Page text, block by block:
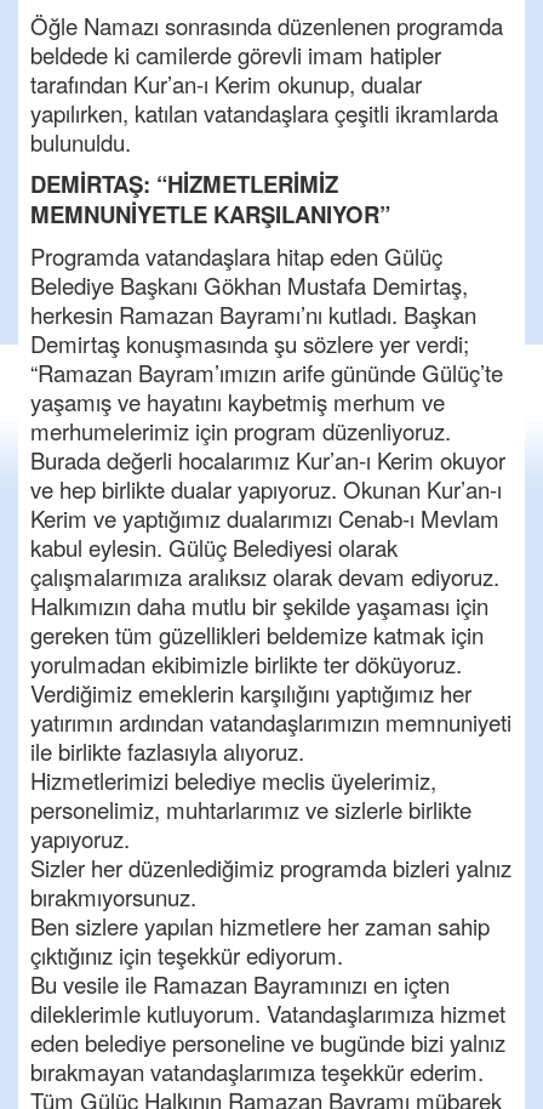
Öğle Namazı sonrasında düzenlenen programda
beldede ki camilerde görevli imam hatipler
tarafından Kur’an-ı Kerim okunup, dualar
yapılırken, katılan vatandaşlara çeşitli ikramlarda
bulunuldu.
DEMİRTAŞ: “HİZMETLERİMİZ
MEMNUNİYETLE KARŞILANIYOR”
Programda vatandaşlara hitap eden Gülüç
Belediye Başkanı Gökhan Mustafa Demirtaş,
herkesin Ramazan Bayramı’nı kutladı. Başkan
Demirtaş konuşmasında şu sözlere yer verdi;
“Ramazan Bayram’ımızın arife gününde Gülüç’te
yaşamış ve hayatını kaybetmiş merhum ve
merhumelerimiz için program düzenliyoruz.
Burada değerli hocalarımız Kur’an-ı Kerim okuyor
ve hep birlikte dualar yapıyoruz. Okunan Kur’an-ı
Kerim ve yaptığımız dualarımızı Cenab-ı Mevlam
kabul eylesin. Gülüç Belediyesi olarak
çalışmalarımıza aralıksız olarak devam ediyoruz.
Halkımızın daha mutlu bir şekilde yaşaması için
gereken tüm güzellikleri beldemize katmak için
yorulmadan ekibimizle birlikte ter döküyoruz.
Verdiğimiz emeklerin karşılığını yaptığımız her
yatırımın ardından vatandaşlarımızın memnuniyeti
ile birlikte fazlasıyla alıyoruz.
Hizmetlerimizi belediye meclis üyelerimiz,
personelimiz, muhtarlarımız ve sizlerle birlikte
yapıyoruz.
Sizler her düzenlediğimiz programda bizleri yalnız
bırakmıyorsunuz.
Ben sizlere yapılan hizmetlere her zaman sahip
çıktığınız için teşekkür ediyorum.
Bu vesile ile Ramazan Bayramınızı en içten
dileklerimle kutluyorum. Vatandaşlarımıza hizmet
eden belediye personeline ve bugünde bizi yalnız
bırakmayan vatandaşlarımıza teşekkür ederim.
Tüm Gülüç Halkının Ramazan Bayramı mübarek